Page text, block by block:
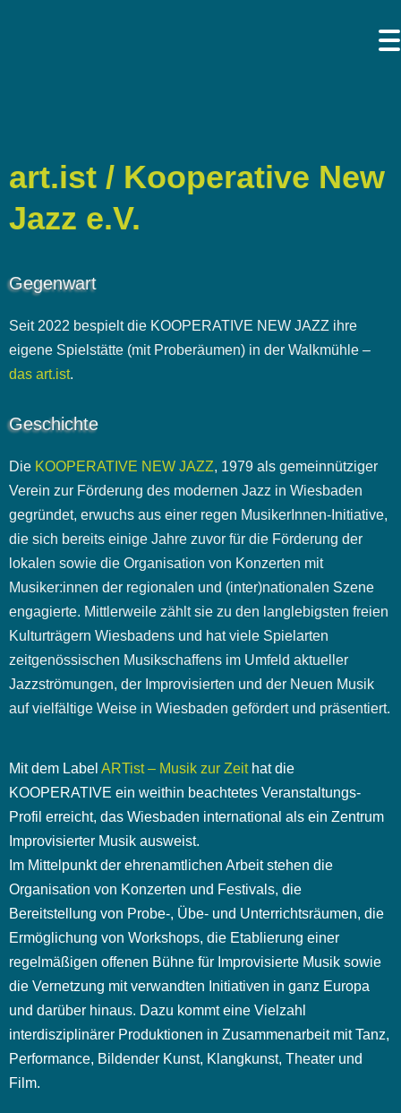
art.ist / Kooperative New
Jazz e.V.
Gegenwart
Seit 2022 bespielt die KOOPERATIVE NEW JAZZ ihre
eigene Spielstätte (mit Proberäumen) in der Walkmühle –
das art.ist.
Geschichte
Die KOOPERATIVE NEW JAZZ, 1979 als gemeinnütziger
Verein zur Förderung des modernen Jazz in Wiesbaden
gegründet, erwuchs aus einer regen MusikerInnen-Initiative,
die sich bereits einige Jahre zuvor für die Förderung der
lokalen sowie die Organisation von Konzerten mit
Musiker:innen der regionalen und (inter)nationalen Szene
engagierte. Mittlerweile zählt sie zu den langlebigsten freien
Kulturträgern Wiesbadens und hat viele Spielarten
zeitgenössischen Musikschaffens im Umfeld aktueller
Jazzströmungen, der Improvisierten und der Neuen Musik
auf vielfältige Weise in Wiesbaden gefördert und präsentiert.
Mit dem Label ARTist – Musik zur Zeithat die
KOOPERATIVE ein weithin beachtetes Veranstaltungs-
Profil erreicht, das Wiesbaden international als ein Zentrum
Improvisierter Musik ausweist.
Im Mittelpunkt der ehrenamtlichen Arbeit stehen die
Organisation von Konzerten und Festivals, die
Bereitstellung von Probe-, Übe- und Unterrichtsräumen, die
Ermöglichung von Workshops, die Etablierung einer
regelmäßigen offenen Bühne für Improvisierte Musik sowie
die Vernetzung mit verwandten Initiativen in ganz Europa
und darüber hinaus. Dazu kommt eine Vielzahl
interdisziplinärer Produktionen in Zusammenarbeit mit Tanz,
Performance, Bildender Kunst, Klangkunst, Theater und
Film.